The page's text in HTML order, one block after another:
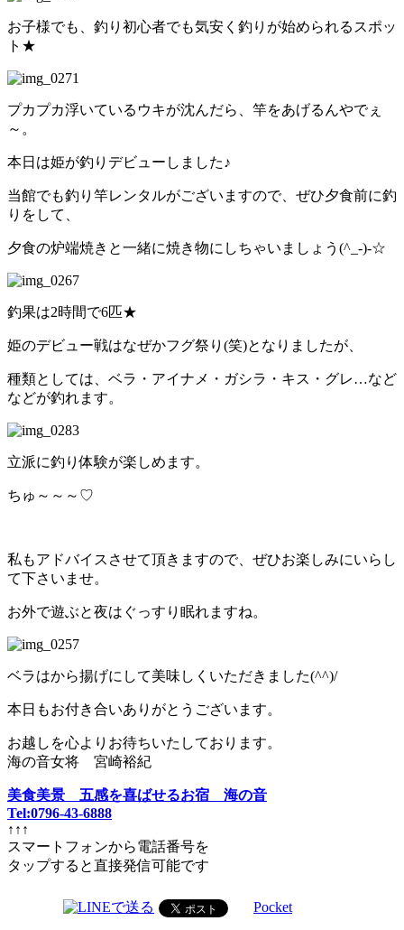
お子様でも、釣り初心者でも気安く釣りが始められるスポッ
ト★
プカプカ浮いているウキが沈んだら、竿をあげるんやでぇ
～。
本日は姫が釣りデビューしました♪
当館でも釣り竿レンタルがございますので、ぜひ夕食前に釣
りをして、
夕食の炉端焼きと一緒に焼き物にしちゃいましょう(^_-)-☆
釣果は2時間で6匹★
姫のデビュー戦はなぜかフグ祭り(笑)となりましたが、
種類としては、ベラ・アイナメ・ガシラ・キス・グレ…など
などが釣れます。
立派に釣り体験が楽しめます。
ちゅ～～～♡
私もアドバイスさせて頂きますので、ぜひお楽しみにいらし
て下さいませ。
お外で遊ぶと夜はぐっすり眠れますね。
ベラはから揚げにして美味しくいただきました(^^)/
本日もお付き合いありがとうございます。
お越しを心よりお待ちいたしております。
海の音女将 宮崎裕紀
美食美景 五感を喜ばせるお宿 海の音
Tel:0796-43-6888
↑↑↑
スマートフォンから電話番号を
タップすると直接発信可能です
Pocket